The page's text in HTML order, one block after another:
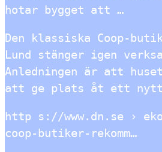
hotar bygget att …
Den klassiska Coop-
Lund stänger igen
Anledningen är att
att ge plats åt ett
http s://www.dn.se ›
coop-butiker-rekomm…